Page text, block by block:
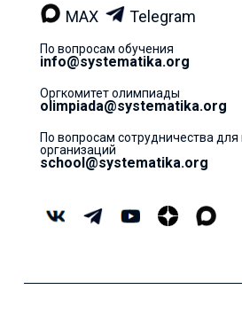
MAX Telegram
По вопросам обучения
info@systematika.org
Оргкомитет олимпиады
olimpiada@systematika.org
По вопросам сотрудничества для
организаций
school@systematika.org